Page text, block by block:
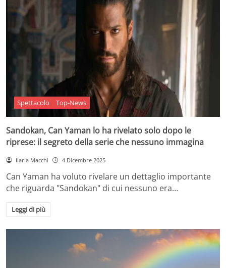
Spettacolo Top-News
Sandokan, Can Yaman lo ha rivelato solo dopo le
riprese: il segreto della serie che nessuno immagina
Ilaria Macchi 4 Dicembre 2025
Can Yaman ha voluto rivelare un dettaglio importante
che riguarda "Sandokan" di cui nessuno era…
Leggi di più